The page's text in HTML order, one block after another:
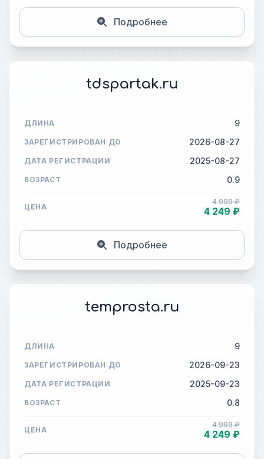
Подробнее
tdspartak.ru
ДЛИНА 9
ЗАРЕГИСТРИРОВАН ДО 2026-08-27
ДАТА РЕГИСТРАЦИИ 2025-08-27
ВОЗРАСТ 0.9
ЦЕНА
4 999 ₽
4 249 ₽
Подробнее
temprosta.ru
ДЛИНА 9
ЗАРЕГИСТРИРОВАН ДО 2026-09-23
ДАТА РЕГИСТРАЦИИ 2025-09-23
ВОЗРАСТ 0.8
ЦЕНА
4 999 ₽
4 249 ₽